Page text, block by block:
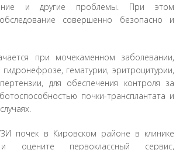
и другие проблемы. При этом
обследование совершенно безопасно и
при мочекаменном заболевании,
гематурии, эритроцитурии,
для обеспечения контроля за
почки-трансплантата и
почек в Кировском районе в клинике
и оцените первоклассный сервис,